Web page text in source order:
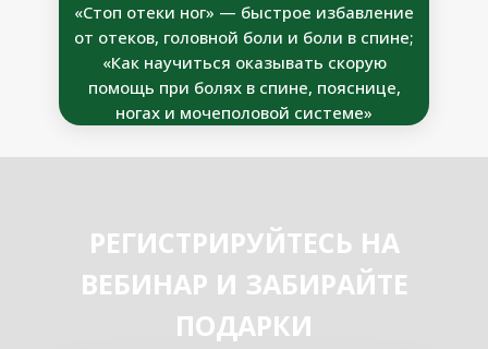
«Стоп отеки ног» — быстрое избавление
от отеков, головной боли и боли в спине;
«Как научиться оказывать скорую
помощь при болях в спине, пояснице,
ногах и мочеполовой системе»
РЕГИСТРИРУЙТЕСЬ НА
ВЕБИНАР И ЗАБИРАЙТЕ
ПОДАРКИ